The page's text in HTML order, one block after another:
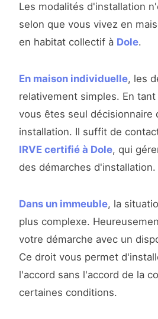
Les modalités d'installation
selon que vous vivez en
en habitat collectif à Dole.
En maison individuelle, les
relativement simples. En
vous êtes seul décisionnaire
installation. Il suffit de
IRVE certifié à Dole, qui
des démarches d'installation.
Dans un immeuble, la
plus complexe.
votre démarche avec un
Ce droit vous permet
l'accord sans l'accord de la
certaines conditions.